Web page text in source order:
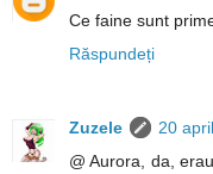
Ce faine sunt
Răspundeți
Zuzele
20
@ Aurora, da,